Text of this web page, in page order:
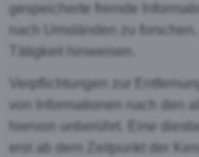
gespeicherte fremde
nach Umständen zu
Tätigkeit hinweisen.
Verpflichtungen zur
von Informationen nach den
hiervon unberührt. Eine
erst ab dem Zeitpunkt der